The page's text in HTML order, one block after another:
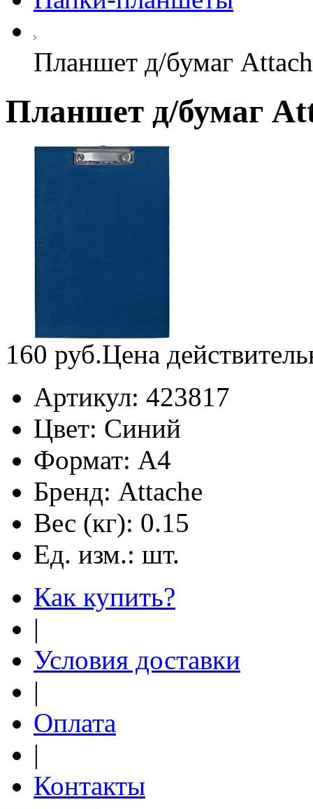
Планшет д/бумаг
Планшет д/бумаг
160 руб.Цена
Артикул: 423817
Цвет: Синий
Формат: А4
Бренд: Attache
Вес (кг): 0.15
Ед. изм.: шт.
Как купить?
|
Условия доставки
|
Оплата
|
Контакты